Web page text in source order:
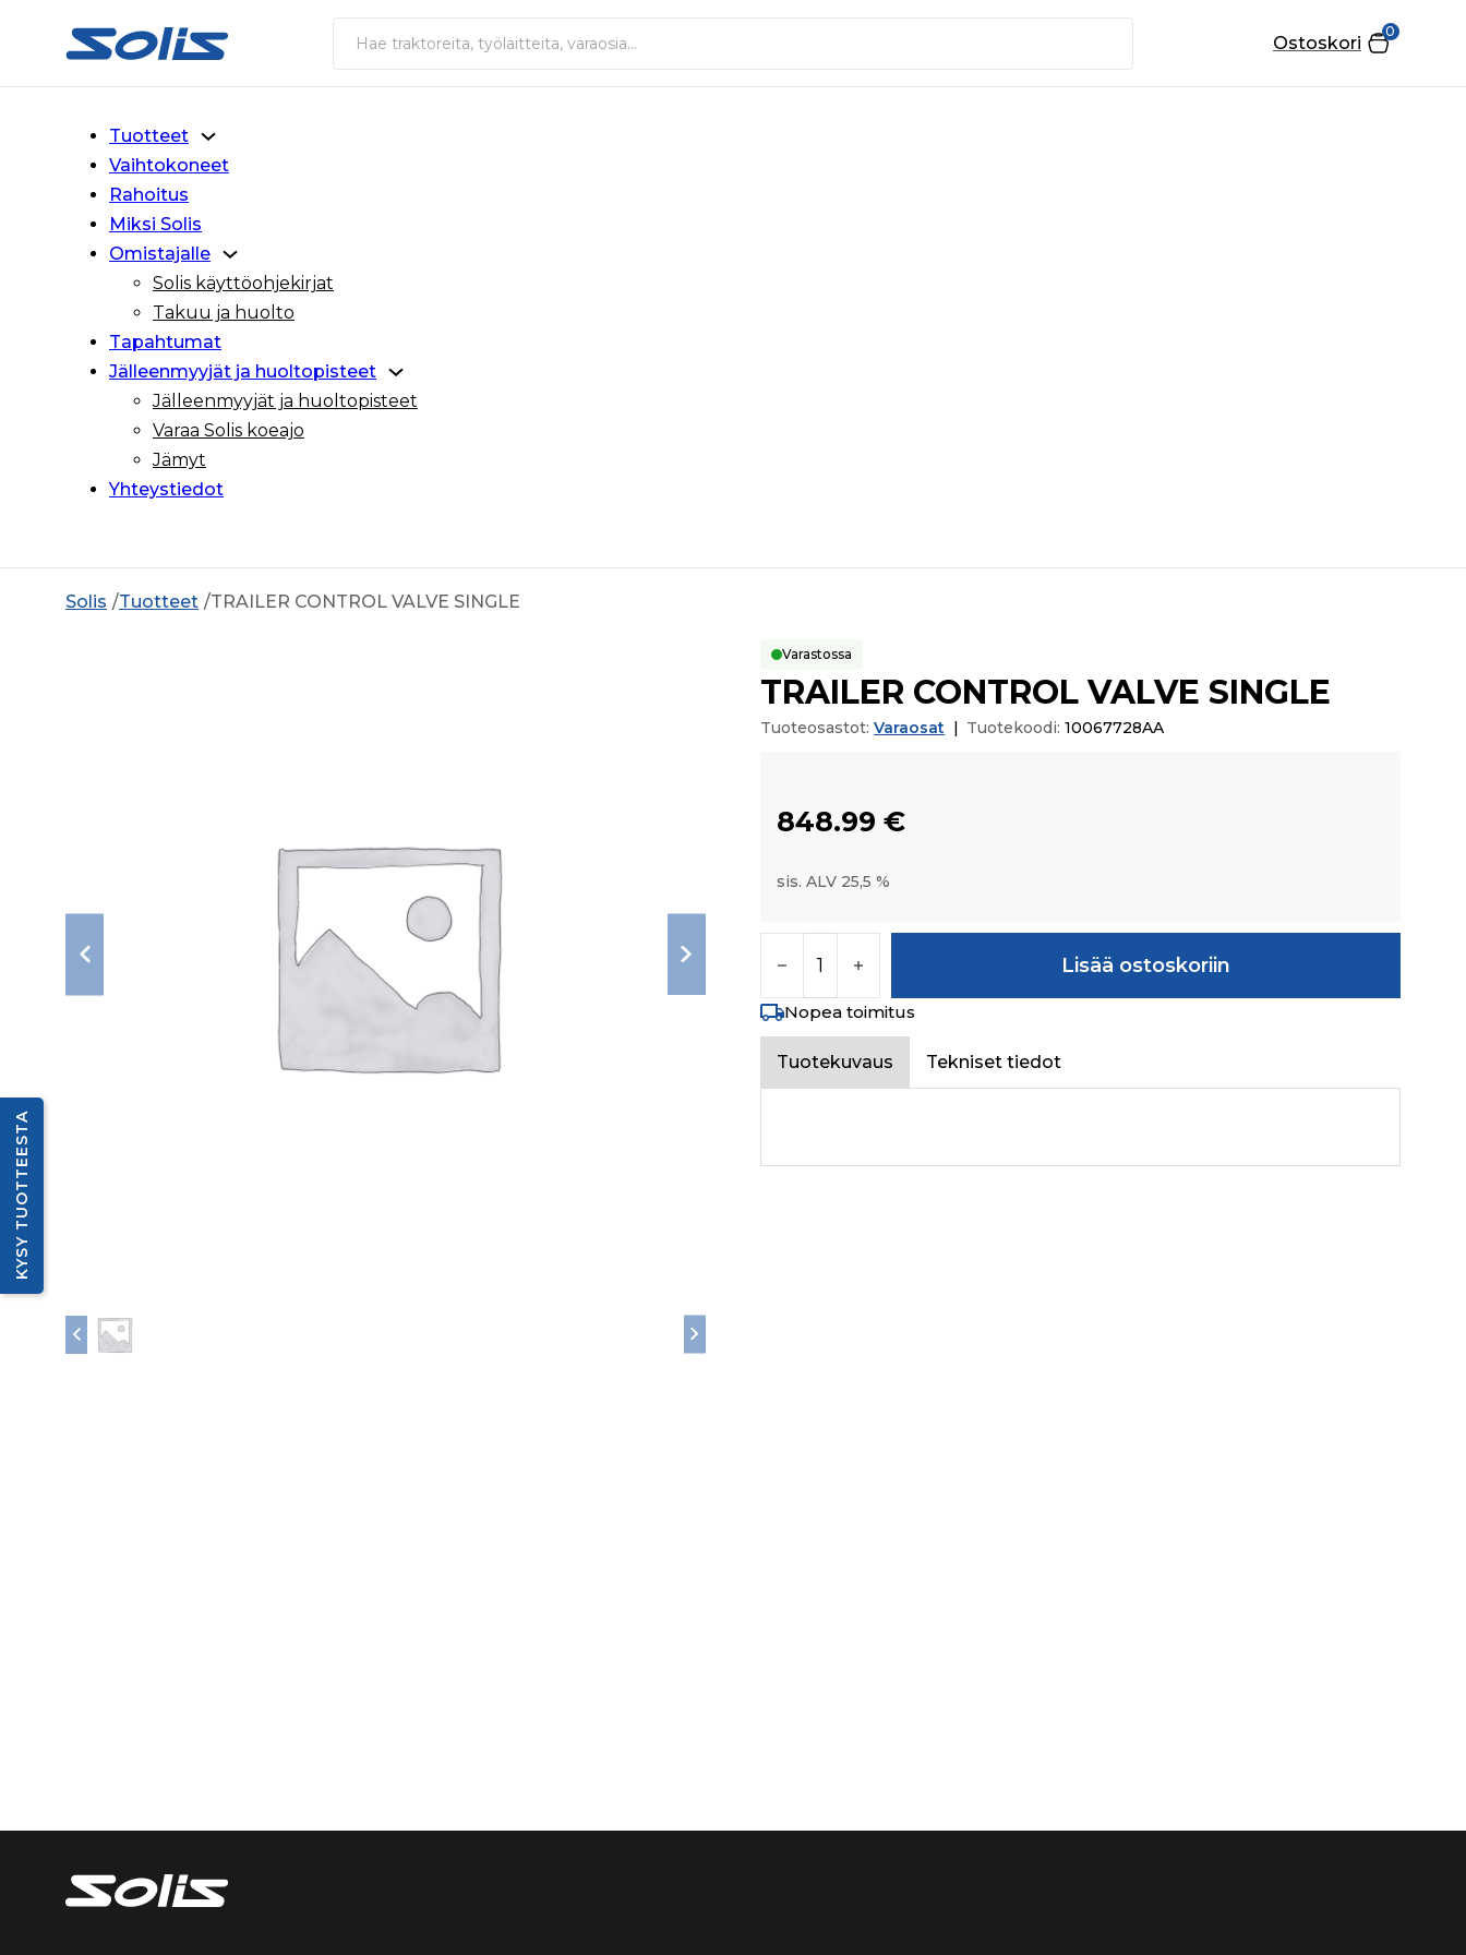
Siirry pääsisältöön
Siirry alatunnisteeseen
Haku
0
Ostoskori
Tuotteet
Vaihtokoneet
Rahoitus
Miksi Solis
Omistajalle
Solis käyttöohjekirjat
Takuu ja huolto
Tapahtumat
Jälleenmyyjät ja huoltopisteet
Jälleenmyyjät ja huoltopisteet
Varaa Solis koeajo
Jämyt
Yhteystiedot
Solis Tuotteet TRAILER CONTROL VALVE SINGLE
Varastossa
TRAILER CONTROL VALVE SINGLE
Tuoteosastot: Varaosat | Tuotekoodi: 10067728AA
848.99 €
sis. ALV 25,5 %
Lisää ostoskoriin
Nopea toimitus
Tuotekuvaus Tekniset tiedot
KYSY TUOTTEESTA